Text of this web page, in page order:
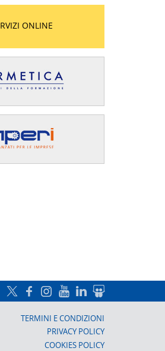
FEMMINILE
ONLINE
TERMINI E CONDIZIONI
PRIVACY POLICY
COOKIES POLICY